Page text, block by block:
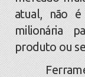
atual, não é
milionária
produto ou